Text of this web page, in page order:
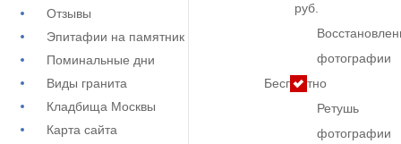
Отзывы
Эпитафии на памятник
Поминальные дни
Виды гранита
Кладбища Москвы
Карта сайта
руб.
фотографии
Бесплатно
Ретушь
фотографии